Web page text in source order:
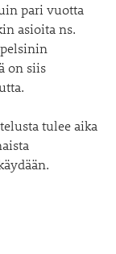
pari vuotta
asioita ns.
on siis
tulee aika